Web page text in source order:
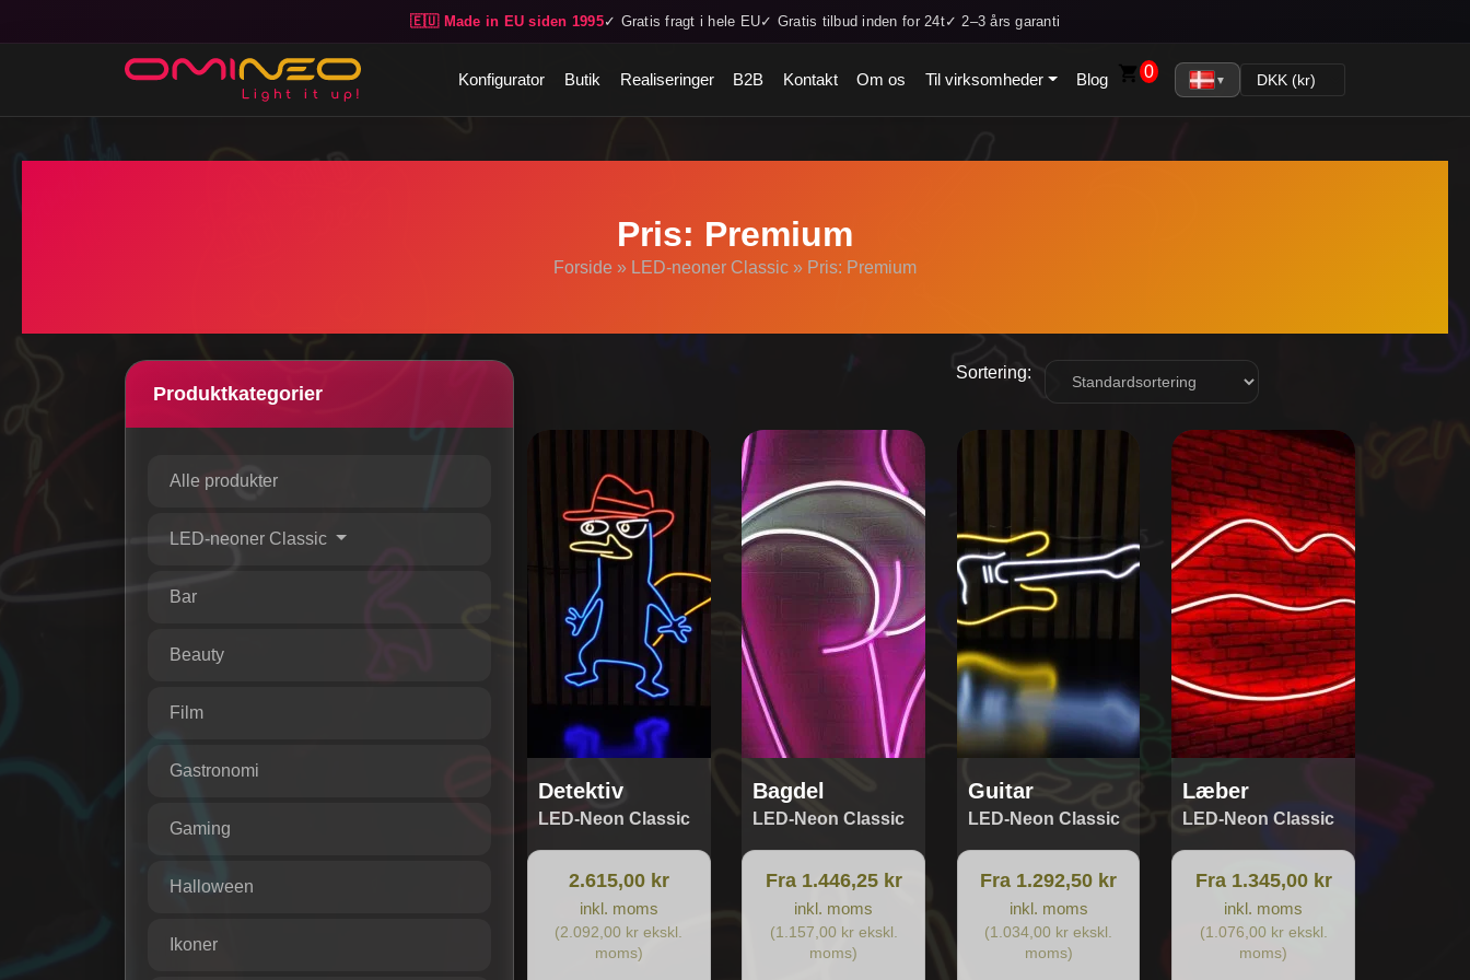
🇪🇺 Made in EU siden 1995✓ Gratis fragt i hele EU✓ Gratis tilbud inden for 24t✓ 2–3 års garanti
Skip to main content
Konfigurator Butik Realiseringer B2B Kontakt Om os Til virksomheder Blog 0 ▼
Pris: Premium
Forside » LED-neoner Classic » Pris: Premium
Produktkategorier
Alle produkter
LED-neoner Classic
Bar
Beauty
Film
Gastronomi
Gaming
Halloween
Ikoner
Sortering:
Detektiv
LED-Neon Classic
2.615,00 kr
inkl. moms
(2.092,00 kr ekskl.
moms)
Bagdel
LED-Neon Classic
Fra 1.446,25 kr
inkl. moms
(1.157,00 kr ekskl.
moms)
Dette
vare
har
flere
varianter.
Mulighederne
vælges
på
varesiden
Guitar
LED-Neon Classic
Fra 1.292,50 kr
inkl. moms
(1.034,00 kr ekskl.
moms)
varianter.
Mulighederne
kan
vælges
på
varesiden
Læber
LED-Neon Classic
Fra 1.345,00 kr
inkl. moms
(1.076,00 kr ekskl.
moms)
Dette
vare
har
flere
varianter.
Mulighederne
kan
vælges
på
varesiden